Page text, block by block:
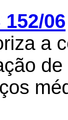
152/06
a